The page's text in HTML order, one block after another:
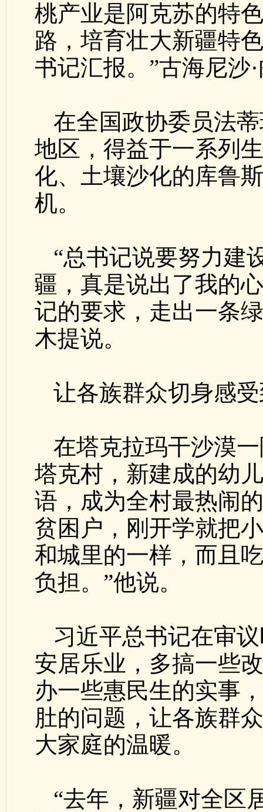
桃产业是阿克苏的特
路，培育壮大新疆特
书记汇报。”古海尼沙
在全国政协委员法
地区，得益于一系列
化、土壤沙化的库鲁
机。
“总书记说要努力建
疆，真是说出了我的
记的要求，走出一条
木提说。
让各族群众切身感
在塔克拉玛干沙漠
塔克村，新建成的幼
语，成为全村最热闹
贫困户，刚开学就把
和城里的一样，而且
负担。”他说。
习近平总书记在审
安居乐业，多搞一些
办一些惠民生的实事
肚的问题，让各族群
大家庭的温暖。
“去年，新疆对全区